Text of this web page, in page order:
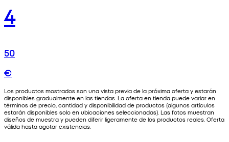
4
50
€
Los productos mostrados son una vista previa de la próxima oferta y estarán
disponibles gradualmente en las tiendas. La oferta en tienda puede variar en
términos de precio, cantidad y disponibilidad de productos (algunos artículos
estarán disponibles solo en ubicaciones seleccionadas). Las fotos muestran
diseños de muestra y pueden diferir ligeramente de los productos reales. Oferta
válida hasta agotar existencias.